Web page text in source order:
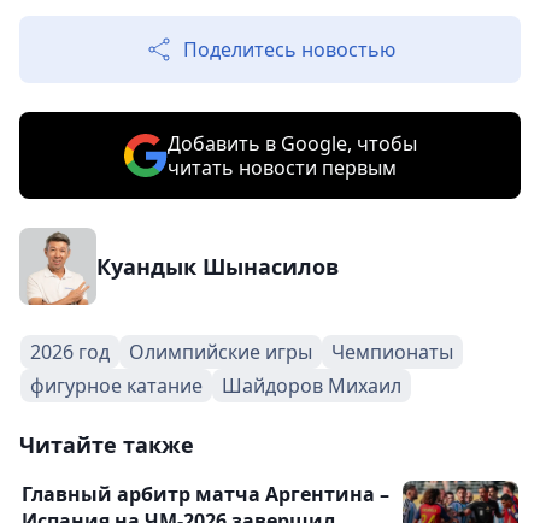
Поделитесь новостью
Добавить в Google, чтобы
читать новости первым
Куандык Шынасилов
2026 год Олимпийские игры
Чемпионаты
фигурное катание
Шайдоров Михаил
Читайте также
Главный арбитр матча Аргентина –